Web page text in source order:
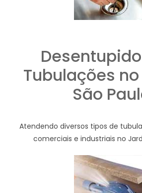
Tubulações
São
Atendendo diversos tipos de
comerciais e industriais no